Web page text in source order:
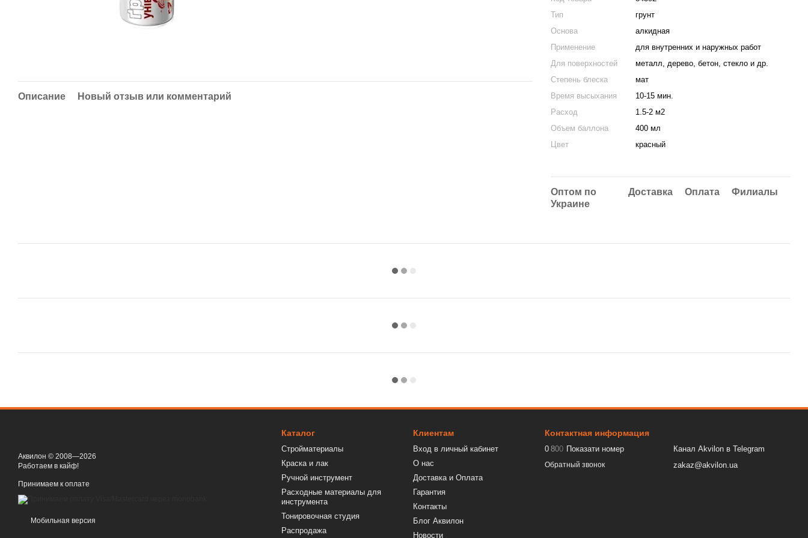
Тип
грунт
Основа
алкидная
Применение
для внутренних и наружных работ
Для поверхностей
металл, дерево, бетон, стекло и др.
Степень блеска
мат
Время высыхания
10-15 мин.
Расход
1.5-2 м2
Объем баллона
400 мл
Цвет
красный
Оптом по
Украине
Доставка Оплата Филиалы
Описание Новый отзыв или комментарий
Аквилон © 2008—2026
Работаем в кайф!
Принимаем к оплате
Мобильная версия
Каталог
Стройматериалы
Краска и лак
Ручной инструмент
Расходные материалы для
инструмента
Тонировочная студия
Распродажа
Клиентам
Вход в личный кабинет
О нас
Доставка и Оплата
Гарантия
Контакты
Блог Аквилон
Новости
Контактная информация
0 800 Показати номер
Обратный звонок
Канал Akvilon в Telegram
zakaz@akvilon.ua